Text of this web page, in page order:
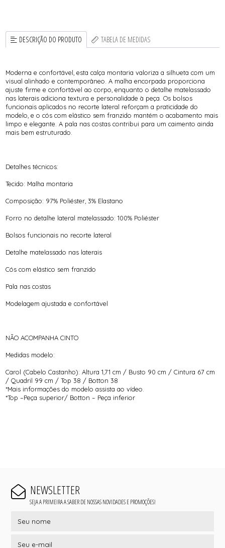
DESCRIÇÃO DO PRODUTO TABELA DE MEDIDAS
Moderna e confortável, esta calça montaria valoriza a silhueta com um
visual alinhado e contemporâneo. A malha encorpada proporciona
ajuste firme e confortável ao corpo, enquanto o detalhe matelassado
nas laterais adiciona textura e personalidade à peça. Os bolsos
funcionais aplicados no recorte lateral reforçam a praticidade do
modelo, e o cós com elástico sem franzido mantém o acabamento mais
limpo e elegante. A pala nas costas contribui para um caimento ainda
mais bem estruturado.
Detalhes técnicos:
Tecido: Malha montaria
Composição: 97% Poliéster, 3% Elastano
Forro no detalhe lateral matelassado: 100% Poliéster
Bolsos funcionais no recorte lateral
Detalhe matelassado nas laterais
Cós com elástico sem franzido
Pala nas costas
Modelagem ajustada e confortável
NÃO ACOMPANHA CINTO
Medidas modelo:
Carol (Cabelo Castanho): Altura 1,71 cm / Busto 90 cm / Cintura 67 cm
/ Quadril 99 cm / Top 38 / Botton 38
*Mais informações do modelo assista ao vídeo.
*Top –Peça superior/ Botton – Peça inferior
NEWSLETTER
SEJA A PRIMEIRA A SABER DE NOSSAS NOVIDADES E PROMOÇÕES!